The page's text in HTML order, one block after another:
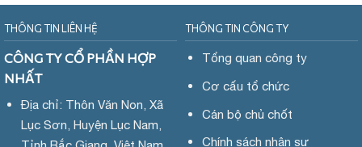
THÔNG TIN LIÊN HỆ
CÔNG TY CỔ PHẦN HỢP
NHẤT
Địa chỉ: Thôn Văn Non, Xã
Lục Sơn, Huyện Lục Nam,
THÔNG TIN CÔNG TY
Tổng quan công ty
Cơ cấu tổ chức
Cán bộ chủ chốt
Chính sách nhân sự